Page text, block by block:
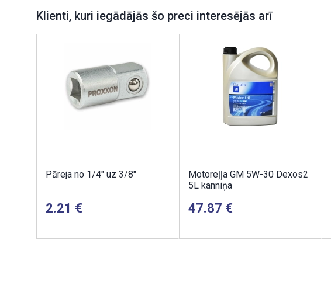
Klienti, kuri iegādājās šo preci interesējās arī
Pāreja no 1/4" uz 3/8"
2.21
Motoreļļa GM 5W-30 Dexos2
5L kanniņa
47.87